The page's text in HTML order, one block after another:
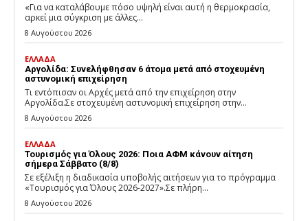
«Για να καταλάβουμε πόσο υψηλή είναι αυτή η θερμοκρασία,
αρκεί μια σύγκριση με άλλες...
8 Αυγούστου 2026
ΕΛΛΑΔΑ
Αργολίδα: Συνελήφθησαν 6 άτομα μετά από στοχευμένη
αστυνομική επιχείρηση
Τι εντόπισαν οι Αρχές μετά από την επιχείρηση στην
Αργολίδα.Σε στοχευμένη αστυνομική επιχείρηση στην...
8 Αυγούστου 2026
ΕΛΛΑΔΑ
Τουρισμός για Όλους 2026: Ποια ΑΦΜ κάνουν αίτηση
σήμερα Σάββατο (8/8)
Σε εξέλιξη η διαδικασία υποβολής αιτήσεων για το πρόγραμμα
«Τουρισμός για Όλους 2026-2027».Σε πλήρη...
8 Αυγούστου 2026